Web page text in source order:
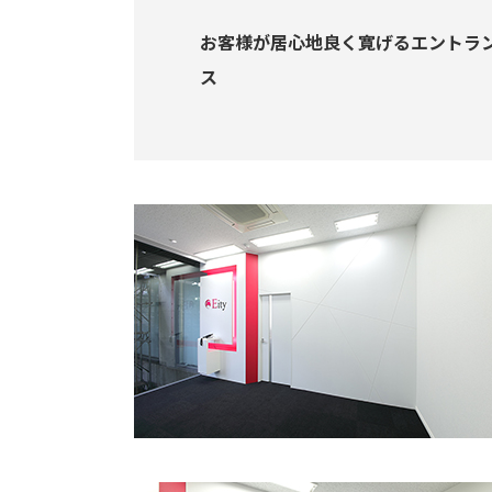
お客様が居心地良く寛げるエントラ
ス